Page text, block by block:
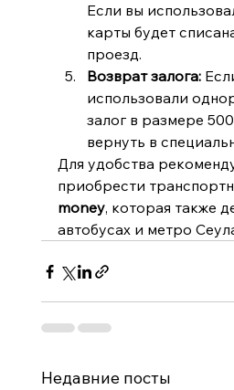
Если вы
карты будет
проезд.
Возврат залога:
использовали
залог в размере
вернуть в
Для удобства
приобрести
money, которая также
автобусах и метро
Недавние посты